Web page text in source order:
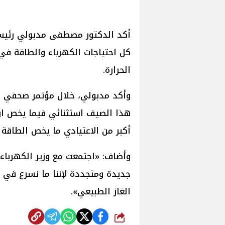
أكد الدكتور مصطفى مدبولي
كل احتياجات الكهرباء والطاقة
الحرارة.
وأكد مدبولي، خلال مؤتمر صحفي
هذا الصيف استثنائي فيما يخص
أكبر من الاعتيادي ما يخص الطاقة
وأضاف: «اجتمعت مع وزير
جديدة ومتجددة لإننا ما نسرع
الغاز الطبيعي».
شارك